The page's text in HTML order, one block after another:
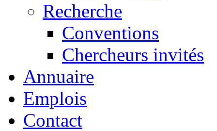
Recherche
Conventions
Chercheurs invités
Annuaire
Emplois
Contact